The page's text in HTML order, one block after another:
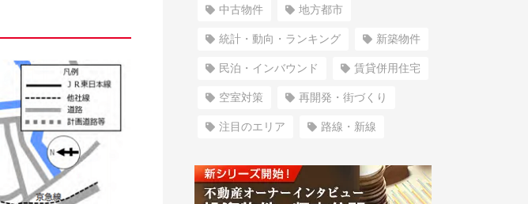
中古物件 地方都市
統計・動向・ランキング 新築物件
民泊・インバウンド 賃貸併用住宅
空室対策 再開発・街づくり
注目のエリア 路線・新線